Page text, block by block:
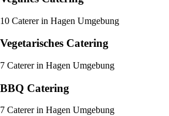
10 Caterer in Hagen Umgebung
Vegetarisches Catering
7 Caterer in Hagen Umgebung
BBQ Catering
7 Caterer in Hagen Umgebung